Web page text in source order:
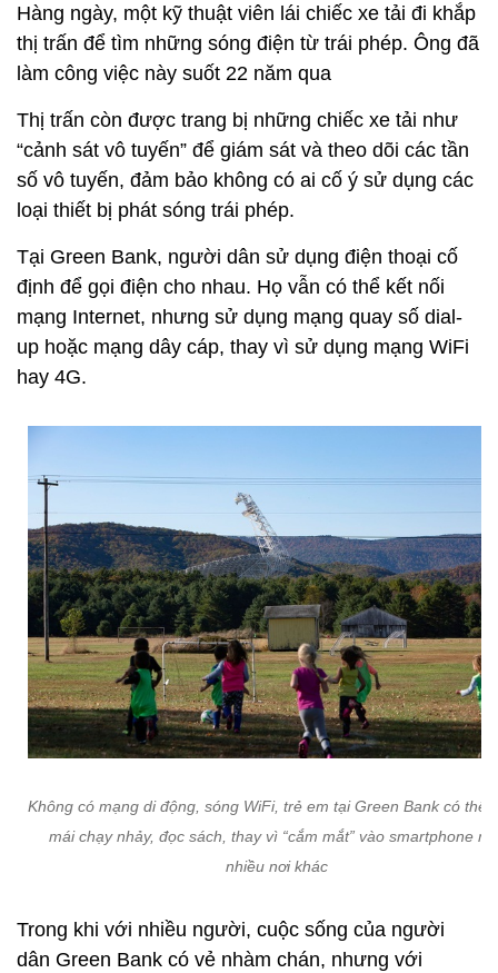
Hàng ngày, một kỹ thuật viên lái chiếc xe tải đi khắp
thị trấn để tìm những sóng điện từ trái phép. Ông đã
làm công việc này suốt 22 năm qua
Thị trấn còn được trang bị những chiếc xe tải như
“cảnh sát vô tuyến” để giám sát và theo dõi các tần
số vô tuyến, đảm bảo không có ai cố ý sử dụng các
loại thiết bị phát sóng trái phép.
Tại Green Bank, người dân sử dụng điện thoại cố
định để gọi điện cho nhau. Họ vẫn có thể kết nối
mạng Internet, nhưng sử dụng mạng quay số dial-
up hoặc mạng dây cáp, thay vì sử dụng mạng WiFi
hay 4G.
Không có mạng di động, sóng WiFi, trẻ em tại Green Bank có thể
mái chạy nhảy, đọc sách, thay vì “cắm mắt” vào smartphone
nhiều nơi khác
Trong khi với nhiều người, cuộc sống của người
dân Green Bank có vẻ nhàm chán, nhưng với